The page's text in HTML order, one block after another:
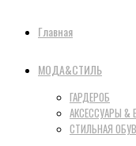
Главная
МОДА&СТИЛЬ
ГАРДЕРОБ
АКСЕССУАРЫ &
СТИЛЬНАЯ